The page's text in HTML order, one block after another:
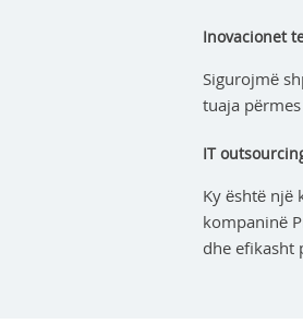
Inovacionet
Sigurojmë
tuaja
IT
Ky është një
kompaninë
dhe efikasht